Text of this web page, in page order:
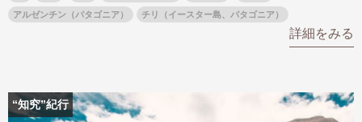
アルゼンチン（パタゴニア） チリ（イースター島、パタゴニア）
詳細をみる
“知究”紀行